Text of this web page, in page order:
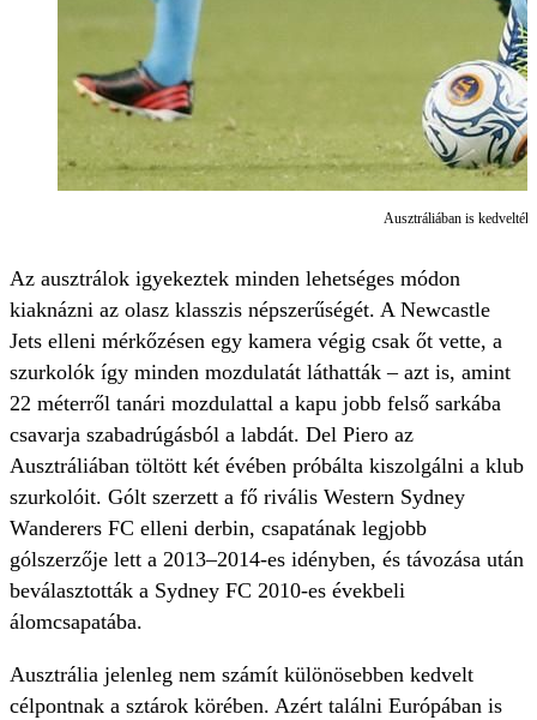
Ausztráliában is
Az ausztrálok igyekeztek minden lehetséges módon
kiaknázni az olasz klasszis népszerűségét. A Newcastle
Jets elleni mérkőzésen egy kamera végig csak őt vette, a
szurkolók így minden mozdulatát láthatták – azt is, amint
22 méterről tanári mozdulattal a kapu jobb felső sarkába
csavarja szabadrúgásból a labdát. Del Piero az
Ausztráliában töltött két évében próbálta kiszolgálni a klub
szurkolóit. Gólt szerzett a fő rivális Western Sydney
Wanderers FC elleni derbin, csapatának legjobb
gólszerzője lett a 2013–2014-es idényben, és távozása után
beválasztották a Sydney FC 2010-es évekbeli
álomcsapatába.
Ausztrália jelenleg nem számít különösebben kedvelt
célpontnak a sztárok körében. Azért találni Európában is